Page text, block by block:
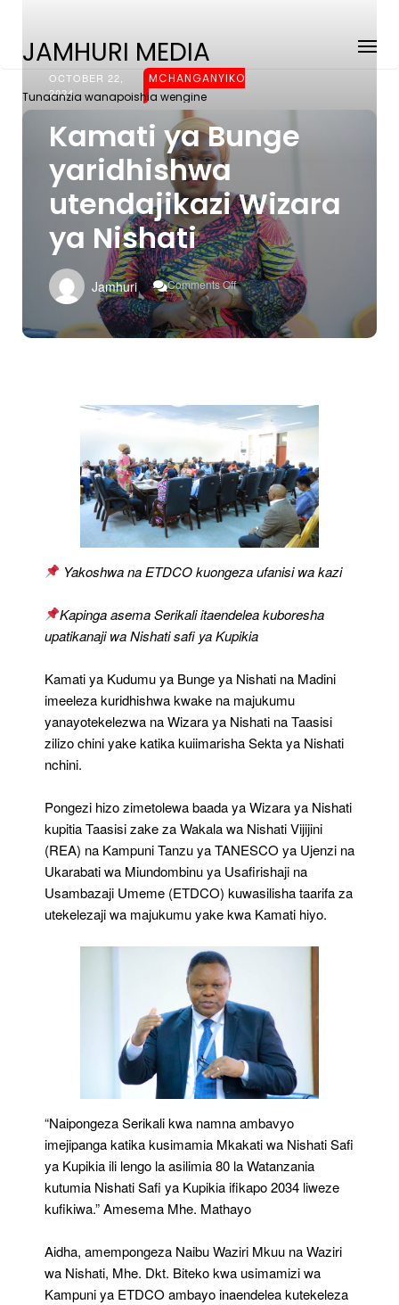
JAMHURI MEDIA
Tunaanzia wanapoishia wengine
OCTOBER 22,
2024
MCHANGANYIKO
Kamati ya Bunge
yaridhishwa
utendajikazi Wizara
ya Nishati
Jamhuri Comments Off
On
Kamati
Ya
Bunge
Nishati
Yakoshwa na ETDCO kuongeza ufanisi wa kazi
Kapinga asema Serikali itaendelea kuboresha
upatikanaji wa Nishati safi ya Kupikia
Kamati ya Kudumu ya Bunge ya Nishati na Madini
imeeleza kuridhishwa kwake na majukumu
yanayotekelezwa na Wizara ya Nishati na Taasisi
zilizo chini yake katika kuiimarisha Sekta ya Nishati
nchini.
Pongezi hizo zimetolewa baada ya Wizara ya Nishati
kupitia Taasisi zake za Wakala wa Nishati Vijijini
(REA) na Kampuni Tanzu ya TANESCO ya Ujenzi na
Ukarabati wa Miundombinu ya Usafirishaji na
Usambazaji Umeme (ETDCO) kuwasilisha taarifa za
utekelezaji wa majukumu yake kwa Kamati hiyo.
“Naipongeza Serikali kwa namna ambavyo
imejipanga katika kusimamia Mkakati wa Nishati Safi
ya Kupikia ili lengo la asilimia 80 la Watanzania
kutumia Nishati Safi ya Kupikia ifikapo 2034 liweze
kufikiwa.” Amesema Mhe. Mathayo
Aidha, amempongeza Naibu Waziri Mkuu na Waziri
wa Nishati, Mhe. Dkt. Biteko kwa usimamizi wa
Kampuni ya ETDCO ambayo inaendelea kutekeleza